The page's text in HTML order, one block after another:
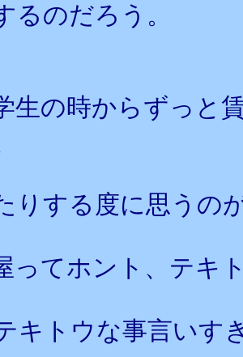
るのだろう。
生の時からずっと
りする度に思うの
ってホント、テキ
キトウな事言いす